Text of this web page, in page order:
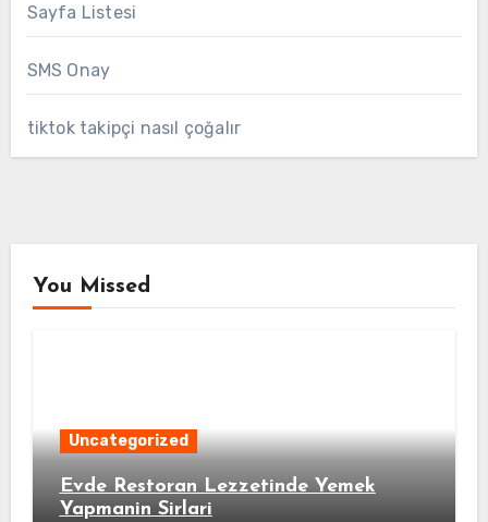
Sayfa Listesi
SMS Onay
tiktok takipçi nasıl çoğalır
You Missed
Uncategorized
Evde Restoran Lezzetinde Yemek
Yapmanin Sirlari